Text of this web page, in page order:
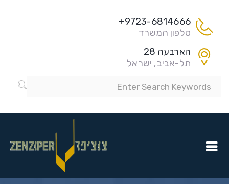
9723-6814666+
טלפון המשרד
הארבעה 28
תל-אביב, ישראל